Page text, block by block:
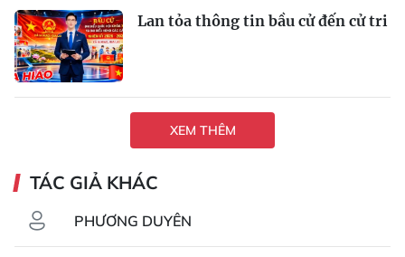
Lan tỏa thông tin bầu cử đến cử tri
XEM THÊM
TÁC GIẢ KHÁC
PHƯƠNG DUYÊN